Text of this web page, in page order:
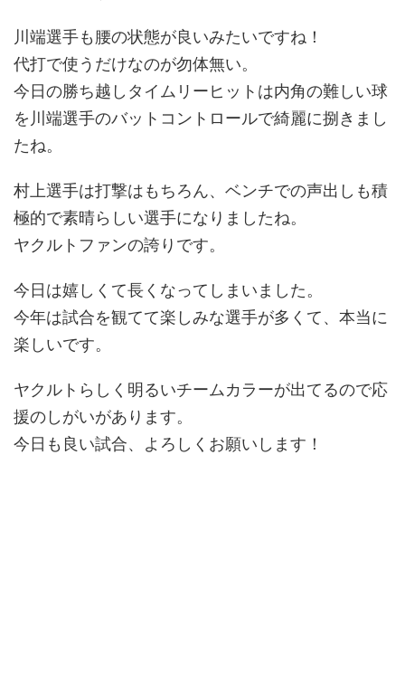
川端選手も腰の状態が良いみたいですね！
代打で使うだけなのが勿体無い。
今日の勝ち越しタイムリーヒットは内角の難しい球
を川端選手のバットコントロールで綺麗に捌きまし
たね。
村上選手は打撃はもちろん、ベンチでの声出しも積
極的で素晴らしい選手になりましたね。
ヤクルトファンの誇りです。
今日は嬉しくて長くなってしまいました。
今年は試合を観てて楽しみな選手が多くて、本当に
楽しいです。
ヤクルトらしく明るいチームカラーが出てるので応
援のしがいがあります。
今日も良い試合、よろしくお願いします！